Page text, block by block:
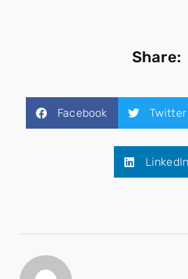
Share:
Facebook Twitter
LinkedIn